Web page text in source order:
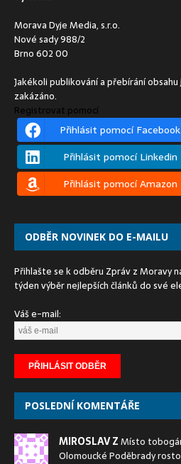
Morava Dyje Media, s.r.o.
Nové sady 988/2
Brno 602 00
Jakékoli publikování a přebírání
zakázáno.
Registrovat pomocí
Přihlásit pomocí Facebook
Přihlásit pomocí Linkedin
Přihlásit pomocí Amazon
ODBĚR NOVINEK DO E-MAILU
Přihlašte se k odběru Zpráv z Moravy
týden výběr nejlepších článků do své
Váš e-mail:
POSLEDNÍ KOMENTÁŘE
MIROSLAV ZMísto
Olomoucké Poděbrady